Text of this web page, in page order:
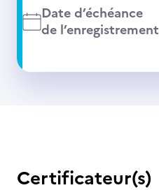
Date d’échéance
de l’enregistrement
Certificateur(s)